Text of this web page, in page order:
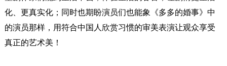
化、更真实化；同时也期盼演员们也能象《多多的婚事》中
的演员那样，用符合中国人欣赏习惯的审美表演让观众享受
真正的艺术美！